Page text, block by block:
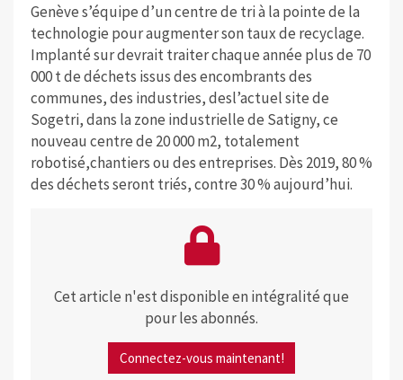
Genève s’équipe d’un centre de tri à la pointe de la
technologie pour augmenter son taux de recyclage.
Implanté sur devrait traiter chaque année plus de 70
000 t de déchets issus des encombrants des
communes, des industries, desl’actuel site de
Sogetri, dans la zone industrielle de Satigny, ce
nouveau centre de 20 000 m2, totalement
robotisé,chantiers ou des entreprises. Dès 2019, 80 %
des déchets seront triés, contre 30 % aujourd’hui.
Cet article n'est disponible en intégralité que
pour les abonnés.
Connectez-vous maintenant!